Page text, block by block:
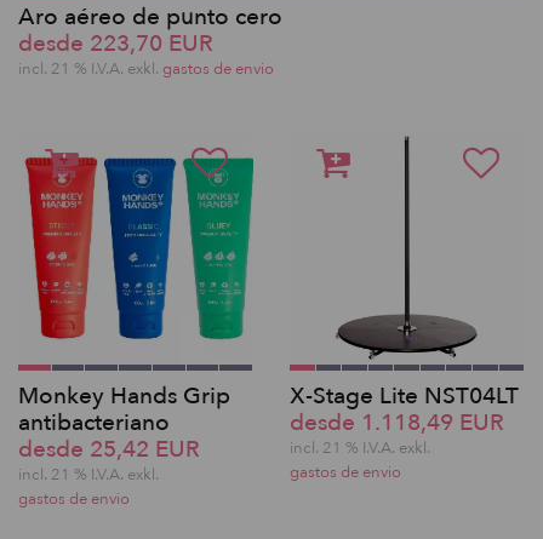
Aro aéreo de punto cero
desde 223,70 EUR
incl. 21 % I.V.A. exkl. gastos de envio
Monkey Hands Grip
antibacteriano
desde 25,42 EUR
incl. 21 % I.V.A. exkl.
gastos de envio
X-Stage Lite NST04LT
desde 1.118,49 EUR
incl. 21 % I.V.A. exkl.
gastos de envio